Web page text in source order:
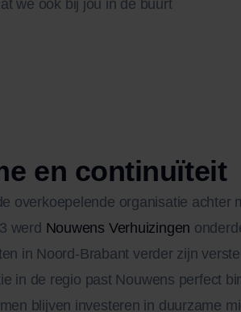
we ook bij jou in de buurt
en continuïteit
overkoepelende organisatie achter
werd Nouwens Verhuizingen
in Noord-Brabant verder zijn
in de regio past Nouwens perfect
blijven investeren in duurzame